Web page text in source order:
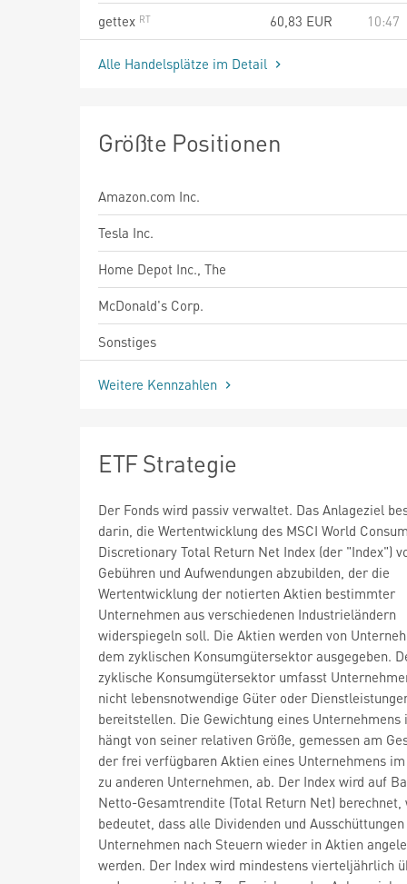
gettex
60,83 EUR 10:47
Alle Handelsplätze im Detail
Größte Positionen
Amazon.com Inc.
Tesla Inc.
Home Depot Inc., The
McDonald's Corp.
Sonstiges
Weitere Kennzahlen
ETF Strategie
Der Fonds wird passiv verwaltet. Das Anlageziel
darin, die Wertentwicklung des MSCI World
Discretionary Total Return Net Index (der "Index")
Gebühren und Aufwendungen abzubilden, der die
Wertentwicklung der notierten Aktien bestimmter
Unternehmen aus verschiedenen Industrieländern
widerspiegeln soll. Die Aktien werden von
dem zyklischen Konsumgütersektor ausgegeben.
zyklische Konsumgütersektor umfasst
nicht lebensnotwendige Güter oder
bereitstellen. Die Gewichtung eines Unternehmens
hängt von seiner relativen Größe, gemessen am
der frei verfügbaren Aktien eines Unternehmens im
zu anderen Unternehmen, ab. Der Index wird auf
Netto-Gesamtrendite (Total Return Net) berechnet,
bedeutet, dass alle Dividenden und
Unternehmen nach Steuern wieder in Aktien
werden. Der Index wird mindestens vierteljährlich